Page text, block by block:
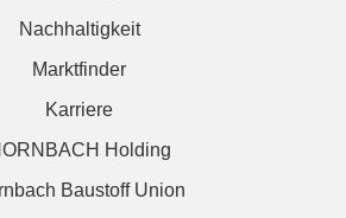
Nachhaltigkeit
Marktfinder
Karriere
Holding
Baustoff Union